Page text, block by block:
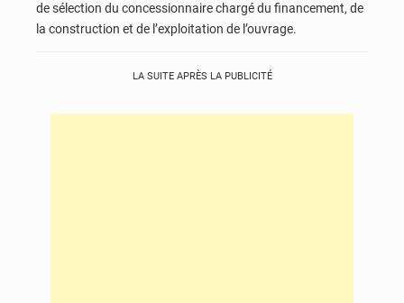
de sélection du concessionnaire chargé du financement, de
la construction et de l’exploitation de l’ouvrage.
LA SUITE APRÈS LA PUBLICITÉ